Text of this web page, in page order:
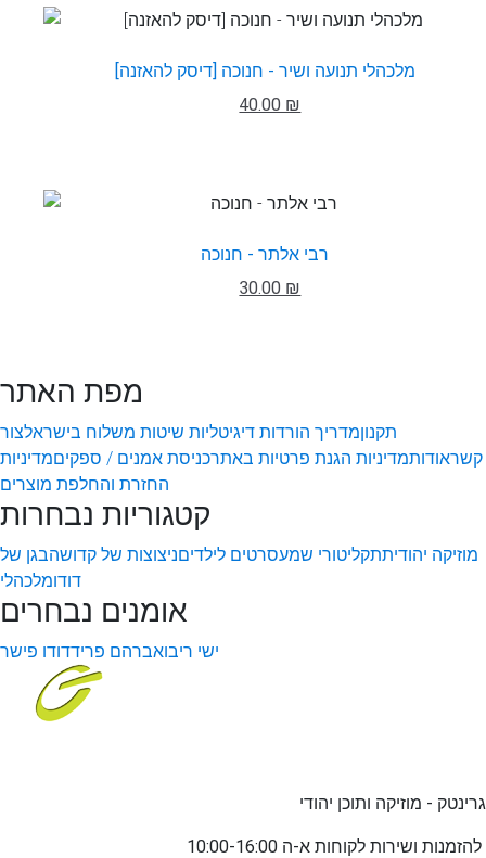
מלכהלי תנועה ושיר - חנוכה [דיסק להאזנה]
40.00 ₪
רבי אלתר - חנוכה
30.00 ₪
מפת האתר
תקנוןמדריך הורדות דיגיטליות שיטות משלוח בישראלצור
קשראודותמדיניות הגנת פרטיות באתרכניסת אמנים / ספקיםמדיניות
החזרת והחלפת מוצרים
קטגוריות נבחרות
מוזיקה יהודיתתקליטורי שמעסרטים לילדיםניצוצות של קדושהבגן של
דודומלכהלי
אומנים נבחרים
ישי ריבואברהם פרידדודו פישר
גרינטק - מוזיקה ותוכן יהודי
להזמנות ו